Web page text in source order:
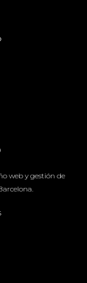
web y gestión de